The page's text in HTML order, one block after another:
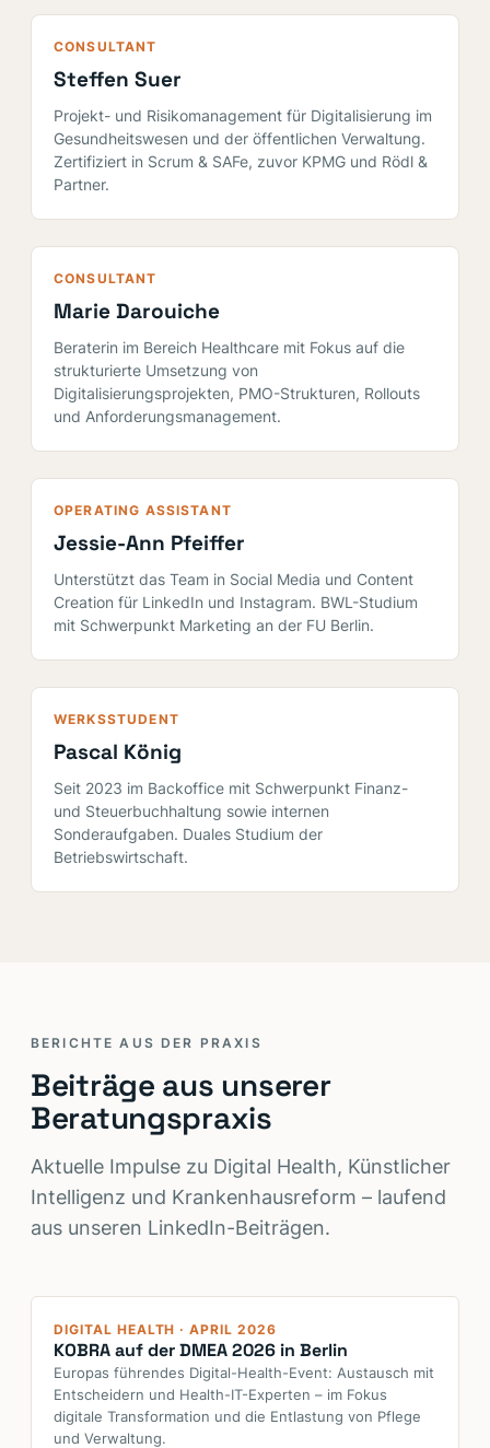
CONSULTANT
Steffen Suer
Projekt- und Risikomanagement für Digitalisierung im
Gesundheitswesen und der öffentlichen Verwaltung.
Zertifiziert in Scrum & SAFe, zuvor KPMG und Rödl &
Partner.
CONSULTANT
Marie Darouiche
Beraterin im Bereich Healthcare mit Fokus auf die
strukturierte Umsetzung von
Digitalisierungsprojekten, PMO-Strukturen, Rollouts
und Anforderungsmanagement.
OPERATING ASSISTANT
Jessie-Ann Pfeiffer
Unterstützt das Team in Social Media und Content
Creation für LinkedIn und Instagram. BWL-Studium
mit Schwerpunkt Marketing an der FU Berlin.
WERKSSTUDENT
Pascal König
Seit 2023 im Backoffice mit Schwerpunkt Finanz-
und Steuerbuchhaltung sowie internen
Sonderaufgaben. Duales Studium der
Betriebswirtschaft.
BERICHTE AUS DER PRAXIS
Beiträge aus unserer
Beratungspraxis
Aktuelle Impulse zu Digital Health, Künstlicher
Intelligenz und Krankenhausreform – laufend
aus unseren LinkedIn-Beiträgen.
DMEA 2026 · Berlin
DIGITAL HEALTH · APRIL 2026
KOBRA auf der DMEA 2026 in Berlin
Europas führendes Digital-Health-Event: Austausch mit
Entscheidern und Health-IT-Experten – im Fokus
digitale Transformation und die Entlastung von Pflege
und Verwaltung.